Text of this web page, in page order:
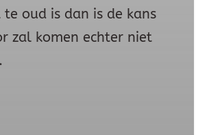
oud is dan is de kans
zal komen echter niet